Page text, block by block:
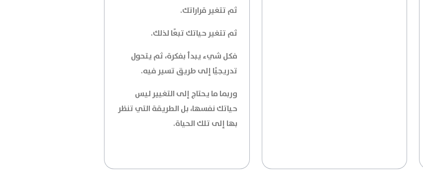
ثم تتغير قراراتك.
ثم تتغير حياتك تبعًا لذلك.
فكل شيء يبدأ بفكرة، ثم يتحول
تدريجيًا إلى طريق تسير فيه.
وربما ما يحتاج إلى التغيير ليس
حياتك نفسها، بل الطريقة التي تنظر
بها إلى تلك الحياة.